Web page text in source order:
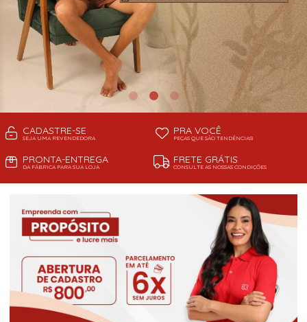
CADASTRE-SE
SEJA UMA REVENDEDORA
PRA VOCÊ
PEÇAS QUE SÃO TENDÊNCIAS!
PRONTA-ENTREGA
DA FÁBRICA PARA SUA LOJA
FRETE GRÁTIS
CONSULTE AS NOSSAS CONDIÇÕES